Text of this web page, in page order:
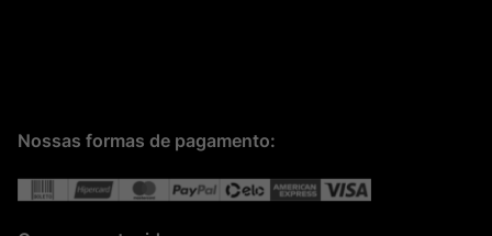
Nossas formas de pagamento: